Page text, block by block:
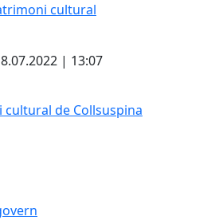
cultural
| 13:07
de Collsuspina